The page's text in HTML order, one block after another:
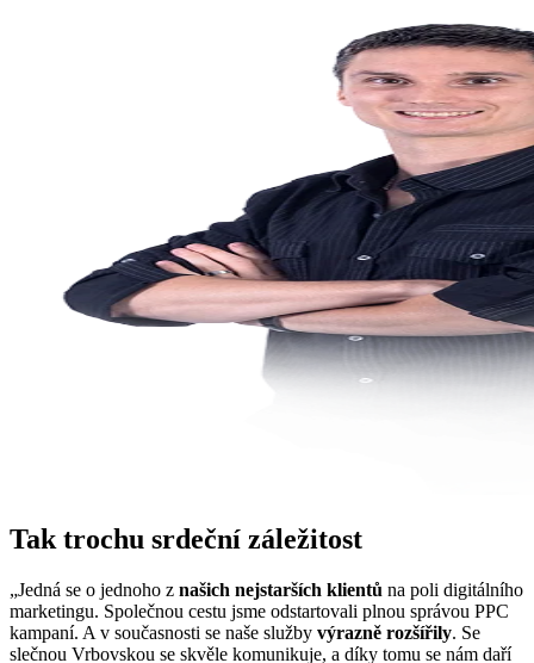
Tak trochu srdeční záležitost
„Jedná se o jednoho z našich nejstarších klientů na poli digitálního
marketingu. Společnou cestu jsme odstartovali plnou správou PPC
kampaní. A v současnosti se naše služby výrazně rozšířily. Se
slečnou Vrbovskou se skvěle komunikuje, a díky tomu se nám daří